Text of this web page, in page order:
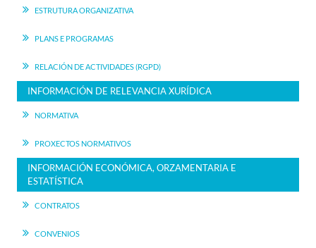
ESTRUTURA ORGANIZATIVA
PLANS E PROGRAMAS
RELACIÓN DE ACTIVIDADES (RGPD)
INFORMACIÓN DE RELEVANCIA XURÍDICA
NORMATIVA
PROXECTOS NORMATIVOS
INFORMACIÓN ECONÓMICA, ORZAMENTARIA E
ESTATÍSTICA
CONTRATOS
CONVENIOS